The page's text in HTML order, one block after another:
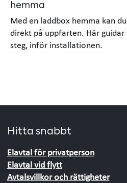
hemma
Med en laddbox hemma kan
direkt på uppfarten. Här guidar
steg, inför installationen.
Hitta snabbt
Elavtal för privatperson
Elavtal vid flytt
Avtalsvillkor och rättigheter